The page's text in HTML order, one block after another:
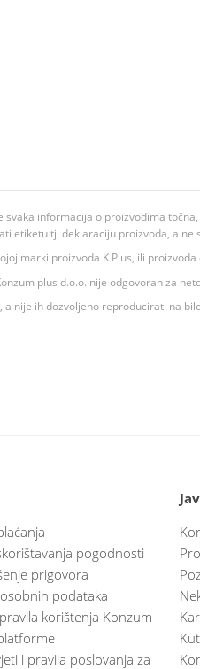
svaka informacija o proizvodima
etiketu tj. deklaraciju proizvoda, a
marki proizvoda K Plus, ili
plus d.o.o. nije odgovoran za
nije ih dozvoljeno reproducirati na
pogodnosti
prigovora
podataka
korištenja Konzum
i pravila poslovanja za